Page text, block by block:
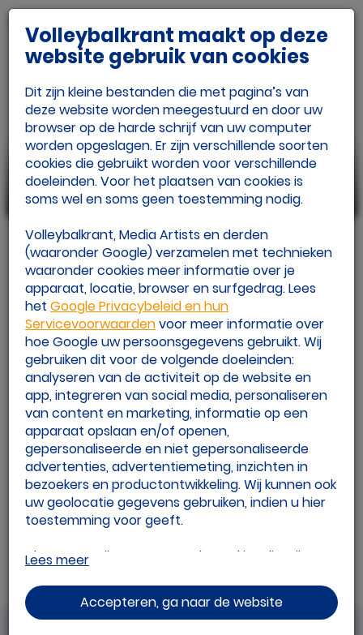
Celeste Plak neemt definitief
afscheid van volleybalcarrière
Volleybalkrant maakt op deze
website gebruik van cookies
Dit zijn kleine bestanden die met pagina’s van
deze website worden meegestuurd en door uw
browser op de harde schrijf van uw computer
worden opgeslagen. Er zijn verschillende soorten
cookies die gebruikt worden voor verschillende
doeleinden. Voor het plaatsen van cookies is
soms wel en soms geen toestemming nodig.
Volleybalkrant, Media Artists en derden
(waaronder Google) verzamelen met technieken
waaronder cookies meer informatie over je
apparaat, locatie, browser en surfgedrag. Lees
het Google Privacybeleid en hun
Servicevoorwaardenvoor meer informatie over
hoe Google uw persoonsgegevens gebruikt. Wij
gebruiken dit voor de volgende doeleinden:
analyseren van de activiteit op de website en
app, integreren van social media, personaliseren
van content en marketing, informatie op een
apparaat opslaan en/of openen,
gepersonaliseerde en niet gepersonaliseerde
advertenties, advertentiemeting, inzichten in
bezoekers en productontwikkeling. Wij kunnen ook
uw geolocatie gegevens gebruiken, indien u hier
toestemming voor geeft.
Als u meer wilt weten over de cookies die wij
worden en over uw rechten op dit punt, lees dan
ons
privacy policy
Lees meer
Accepteren, ga naar de website